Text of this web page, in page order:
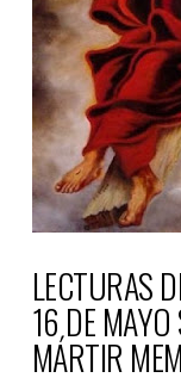
LECTURAS
16 DE
MÁRTIR